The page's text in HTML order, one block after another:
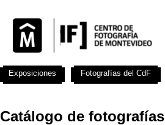
Catálogo de fotografías
Exposiciones Fotografías del CdF